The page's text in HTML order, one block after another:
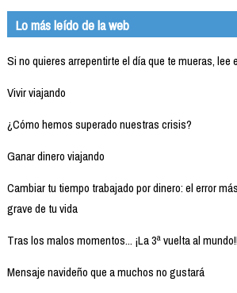
Lo más leído de la web
Si no quieres arrepentirte el día que te mueras, lee
Vivir viajando
¿Cómo hemos superado nuestras crisis?
Ganar dinero viajando
Cambiar tu tiempo trabajado por dinero: el error más
grave de tu vida
Tras los malos momentos... ¡La 3ª vuelta al
Mensaje navideño que a muchos no gustará